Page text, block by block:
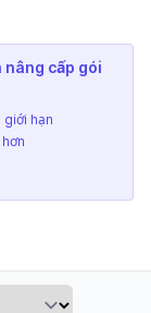
nâng cấp gói
hạn